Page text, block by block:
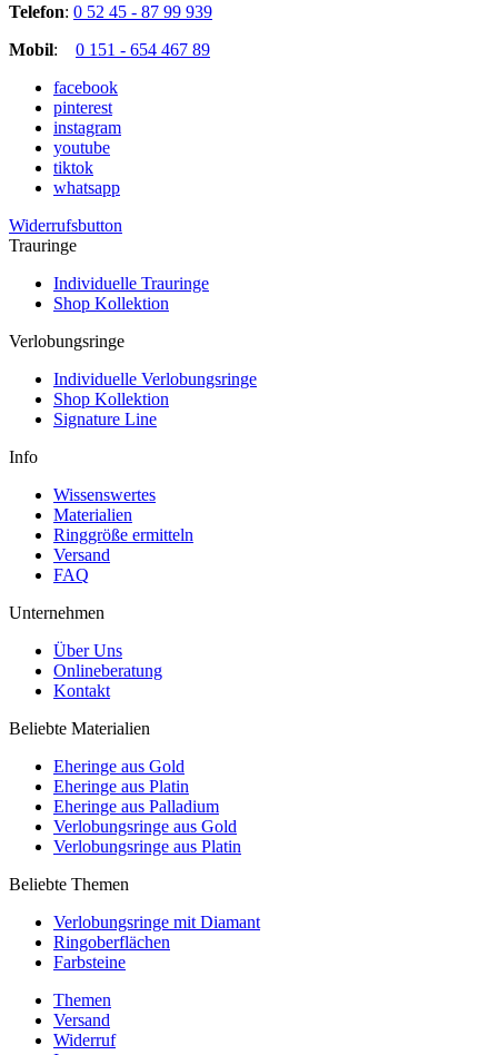
Telefon: 0 52 45 - 87 99 939
Mobil: 0 151 - 654 467 89
facebook
pinterest
instagram
youtube
tiktok
whatsapp
Widerrufsbutton
Trauringe
Individuelle Trauringe
Shop Kollektion
Verlobungsringe
Individuelle Verlobungsringe
Shop Kollektion
Signature Line
Info
Wissenswertes
Materialien
Ringgröße ermitteln
Versand
FAQ
Unternehmen
Über Uns
Onlineberatung
Kontakt
Beliebte Materialien
Eheringe aus Gold
Eheringe aus Platin
Eheringe aus Palladium
Verlobungsringe aus Gold
Verlobungsringe aus Platin
Beliebte Themen
Verlobungsringe mit Diamant
Ringoberflächen
Farbsteine
Themen
Versand
Widerruf